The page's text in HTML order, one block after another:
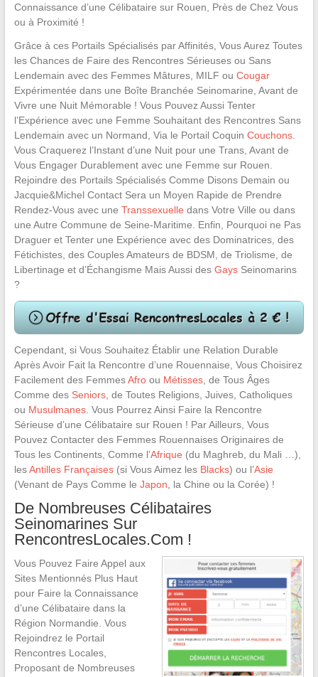
Connaissance d’une Célibataire sur Rouen, Près de Chez Vous
ou à Proximité !
Grâce à ces Portails Spécialisés par Affinités, Vous Aurez Toutes
les Chances de Faire des Rencontres Sérieuses ou Sans
Lendemain avec des Femmes Mâtures, MILF ou Cougar
Expérimentée dans une Boîte Branchée Seinomarine, Avant de
Vivre une Nuit Mémorable ! Vous Pouvez Aussi Tenter
l’Expérience avec une Femme Souhaitant des Rencontres Sans
Lendemain avec un Normand, Via le Portail Coquin Couchons.
Vous Craquerez l’Instant d’une Nuit pour une Trans, Avant de
Vous Engager Durablement avec une Femme sur Rouen.
Rejoindre des Portails Spécialisés Comme Disons Demain ou
Jacquie&Michel Contact Sera un Moyen Rapide de Prendre
Rendez-Vous avec une Transsexuelle dans Votre Ville ou dans
une Autre Commune de Seine-Maritime. Enfin, Pourquoi ne Pas
Draguer et Tenter une Expérience avec des Dominatrices, des
Fétichistes, des Couples Amateurs de BDSM, de Triolisme, de
Libertinage et d’Échangisme Mais Aussi des GaysSeinomarins
?
Cependant, si Vous Souhaitez Établir une Relation Durable
Après Avoir Fait la Rencontre d’une Rouennaise, Vous Choisirez
Facilement des FemmesAfroou Métisses, de Tous Âges
Comme des Seniors, de Toutes Religions, Juives, Catholiques
ou Musulmanes. Vous Pourrez Ainsi Faire la Rencontre
Sérieuse d’une Célibataire sur Rouen ! Par Ailleurs, Vous
Pouvez Contacter des Femmes Rouennaises Originaires de
Tous les Continents, Comme l’Afrique (du Maghreb, du Mali …),
lesAntilles Françaises(si Vous Aimez les Blacks) ou l’Asie
(Venant de Pays Comme le Japon , la Chine ou la Corée) !
De Nombreuses Célibataires
Seinomarines Sur
RencontresLocales.Com !
Vous Pouvez Faire Appel aux
Sites Mentionnés Plus Haut
pour Faire la Connaissance
d’une Célibataire dans la
Région Normandie. Vous
Rejoindrez le Portail
Rencontres Locales,
Proposant de Nombreuses